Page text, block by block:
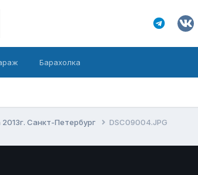
Барахолка
Санкт-Петербург DSC09004.JPG